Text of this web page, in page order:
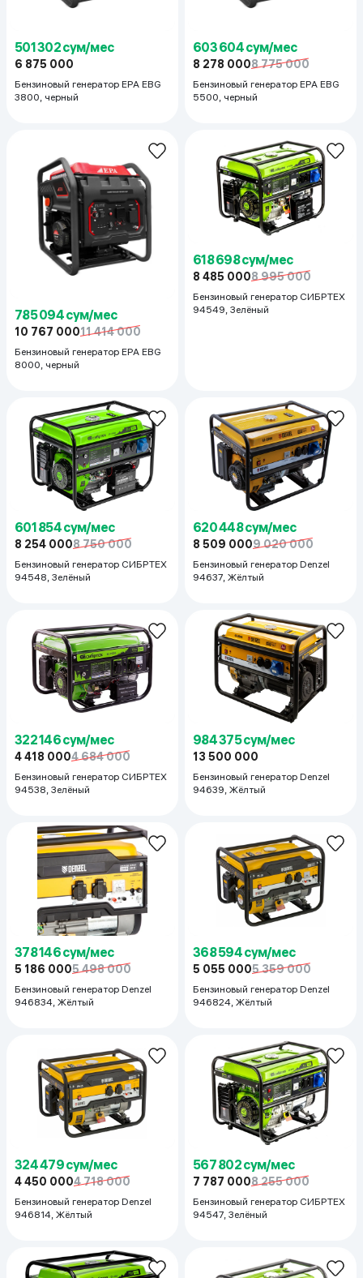
501 302 сум/мес
6 875 000
Бензиновый генератор EPA EBG
3800, черный
603 604 сум/мес
8 278 0008 775 000
Бензиновый генератор EPA EBG
5500, черный
785 094 сум/мес
10 767 00011 414 000
Бензиновый генератор EPA EBG
8000, черный
618 698 сум/мес
8 485 0008 995 000
Бензиновый генератор СИБРТЕХ
94549, Зелёный
601 854 сум/мес
8 254 0008 750 000
Бензиновый генератор СИБРТЕХ
94548, Зелёный
620 448 сум/мес
8 509 0009 020 000
Бензиновый генератор Denzel
94637, Жёлтый
322 146 сум/мес
4 418 0004 684 000
Бензиновый генератор СИБРТЕХ
94538, Зелёный
984 375 сум/мес
13 500 000
Бензиновый генератор Denzel
94639, Жёлтый
378 146 сум/мес
5 186 0005 498 000
Бензиновый генератор Denzel
946834, Жёлтый
368 594 сум/мес
5 055 0005 359 000
Бензиновый генератор Denzel
946824, Жёлтый
324 479 сум/мес
4 450 0004 718 000
Бензиновый генератор Denzel
946814, Жёлтый
567 802 сум/мес
7 787 0008 255 000
Бензиновый генератор СИБРТЕХ
94547, Зелёный